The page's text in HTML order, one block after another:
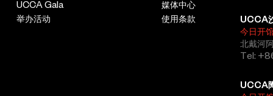
UCCA Gala
举办活动
媒体中心
使用条款
UCCA
今日开
北戴河
Tel:
UCCA